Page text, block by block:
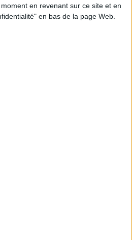
en revenant sur ce site et en
en bas de la page Web.